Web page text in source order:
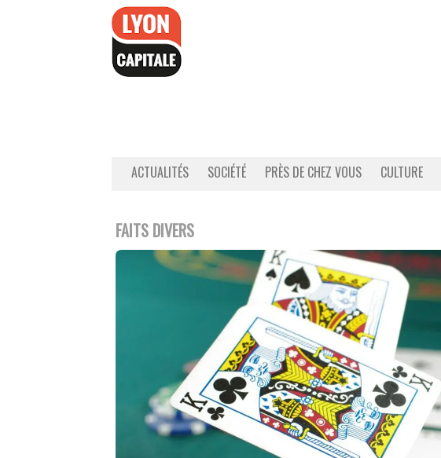
ACTUALITÉS SOCIÉTÉ PRÈS DE CHEZ VOUS CULTURE
FAITS DIVERS